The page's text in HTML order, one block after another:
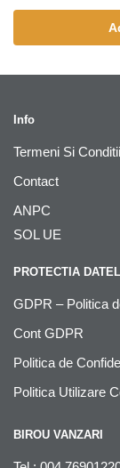
Info
Termeni Si Conditii
Contact
ANPC
SOL UE
PROTECTIA
GDPR – Politica
Cont GDPR
Politica de
Politica Utilizare
BIROU VANZARI